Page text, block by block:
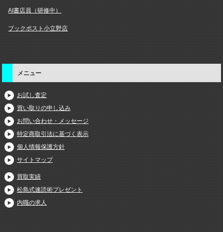
AI書店員（研修中）
ブックポスト小立野店
メニュー
お試し査定
買い取りの申し込み
お問い合わせ・メッセージ
特定商取引法に基づく表示
個人情報保護方針
サイトマップ
買取実績
松島式速読術プレゼント
内職の求人